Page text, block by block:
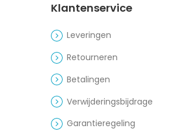
Klantenservice
Leveringen
Retourneren
Betalingen
Verwijderingsbijdrage
Garantieregeling